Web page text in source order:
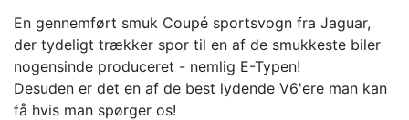
En gennemført smuk Coupé sportsvogn fra Jaguar,
der tydeligt trækker spor til en af de smukkeste biler
nogensinde produceret - nemlig E-Typen!
Desuden er det en af de best lydende V6'ere man kan
få hvis man spørger os!